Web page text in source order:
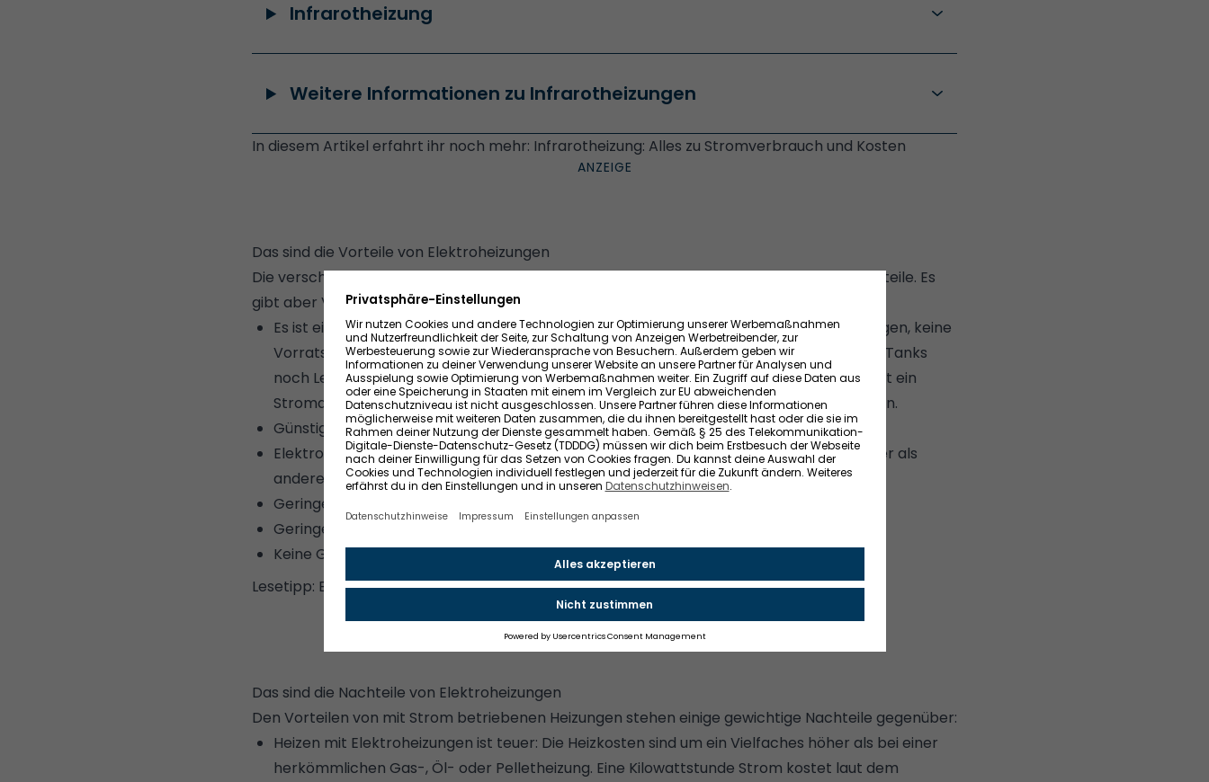
Infrarotheizung
Weitere Informationen zu Infrarotheizungen
In diesem Artikel erfahrt ihr noch mehr: Infrarotheizung: Alles zu Stromverbrauch und Kosten
Das sind die Vorteile von Elektroheizungen
Die verschiedenen Arten von Elektroheizungen haben unterschiedliche Vorteile und Nachteile. Es
gibt aber Vorteile, die mehr oder weniger für alle Varianten der Elektroheizung gelten:
Es ist einfach, mit Strom zu heizen. Ihr braucht, anders als zum Beispiel beiPelletheizungen, keine
Vorratsbehälterund Abgasrohre. Und anders als bei Gasheizungen benötigt ihr weder Tanks
noch Leitungen und auch keinen Wasserkreislauf wie bei einer Zentralheizung. Es genügt ein
Stromanschluss. Im einfachsten Fall reicht es, einen Stecker in die Steckdose zu stecken.
Günstige Anschaffungskosten im Vergleich zu anderenHeizungsarten.
Elektroheizungen produzieren sofort nach dem Einschalten Wärme. Sie heizen schneller als
andere Heizungen. Deshalb kann man mit ihnen sehr bedarfsgerecht heizen.
Geringer Platzbedarf.
Geringer Wartungsbedarf.
Keine Gebühren für den Schornsteinfeger.
Lesetipp: Elektrische Fußbodenheizung: Kosten, Vorteile, Nachteile der Heizfolien-Lösung
Das sind die Nachteile von Elektroheizungen
Den Vorteilen von mit Strom betriebenen Heizungen stehen einige gewichtige Nachteile gegenüber:
Heizen mit Elektroheizungen ist teuer: Die Heizkosten sind um ein Vielfaches höher als bei einer
herkömmlichen Gas-, Öl- oder Pelletheizung. Eine Kilowattstunde Strom kostet laut dem